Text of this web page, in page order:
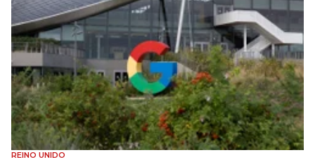
REINO UNIDO